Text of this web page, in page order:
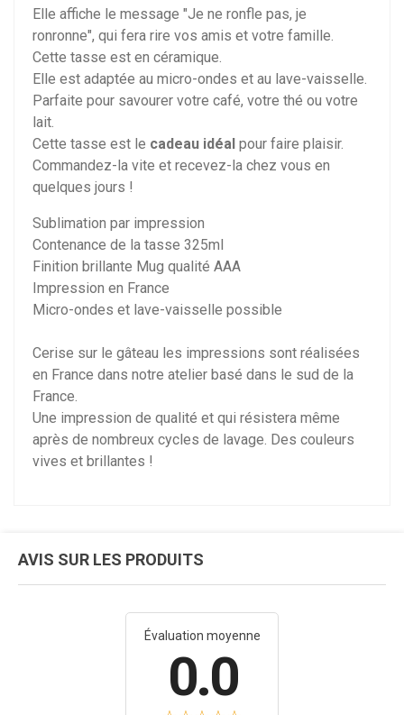
Elle affiche le message "Je ne ronfle pas, je
ronronne", qui fera rire vos amis et votre famille.
Cette tasse est en céramique.
Elle est adaptée au micro-ondes et au lave-vaisselle.
Parfaite pour savourer votre café, votre thé ou votre
lait.
Cette tasse est le cadeau idéal pour faire plaisir.
Commandez-la vite et recevez-la chez vous en
quelques jours !
Sublimation par impression
Contenance de la tasse 325ml
Finition brillante Mug qualité AAA
Impression en France
Micro-ondes et lave-vaisselle possible
Cerise sur le gâteau les impressions sont réalisées
en France dans notre atelier basé dans le sud de la
France.
Une impression de qualité et qui résistera même
après de nombreux cycles de lavage. Des couleurs
vives et brillantes !
AVIS SUR LES PRODUITS
Évaluation moyenne
0.0